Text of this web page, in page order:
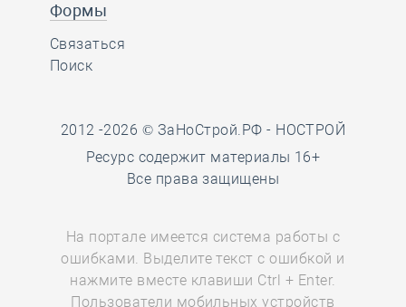
Формы
Связаться
Поиск
2012 -2026 © ЗаНоСтрой.РФ - НОСТРОЙ
Ресурс содержит материалы 16+
Все права защищены
На портале имеется система работы с
ошибками. Выделите текст с ошибкой и
нажмите вместе клавиши Ctrl + Enter.
Пользователи мобильных устройств